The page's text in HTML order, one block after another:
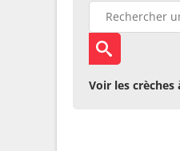
Voir les crèches